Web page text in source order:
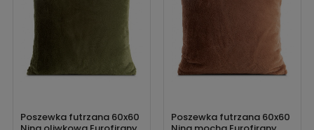
Poszewka futrzana 60x60
Poszewka futrzana 60x60